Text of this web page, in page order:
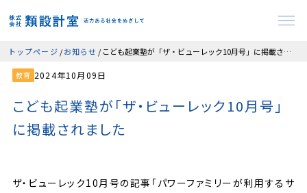
トップページ お知らせ こども起業塾が「ザ・ビューレック10月号」に掲載されました
教育 2024年10月09日
こども起業塾が「ザ・ビューレック10月号」
に掲載されました
ザ・ビューレック10月号の記事「パワーファミリーが利用するサ